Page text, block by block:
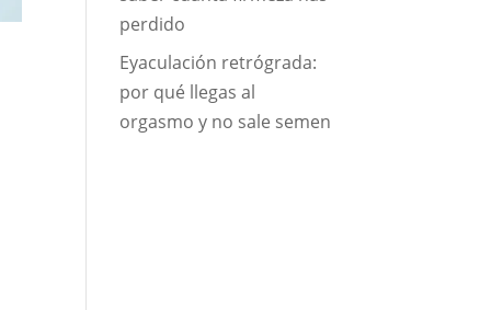
perdido
Eyaculación retrógrada:
por qué llegas al
orgasmo y no sale semen